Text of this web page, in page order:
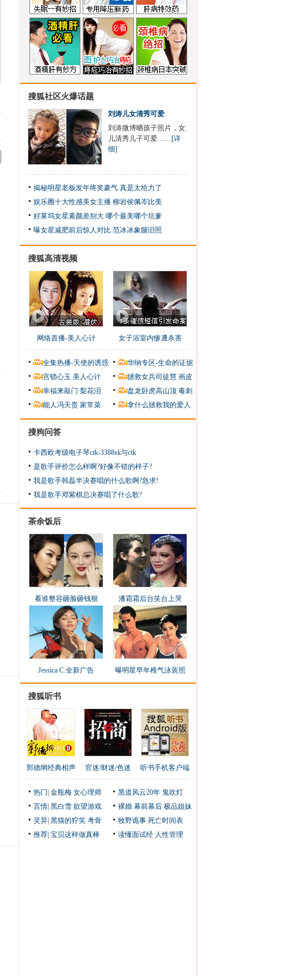
搜狐社区火爆话题
刘涛儿女清秀可爱
刘涛微博晒孩子照片，女
儿清秀儿子可爱……[详
细]
揭秘明星老板发年终奖豪气 真是太给力了
娱乐圈十大性感美女主播 柳岩侯佩岑比美
好莱坞女星素颜差别大 哪个最美哪个坑爹
曝女星减肥前后惊人对比 范冰冰象腿旧照
搜狐高清视频
网络首播-美人心计 女子浴室内惨遭杀害
全集热播-天使的诱惑
华纳专区-生命的证据
宫锁心玉 美人心计 拯救女兵司徒慧 画皮
幸福来敲门 梨花泪 盘龙卧虎高山顶 毒刺
能人冯天贵 家常菜 拿什么拯救我的爱人
搜狗问答
卡西欧考级电子琴ctk-3388sk与ctk
是歌手评价怎么样啊?好像不错的样子?
我是歌手韩磊半决赛唱的什么歌啊?急求!
我是歌手邓紫棋总决赛唱了什么歌?
茶余饭后
看谁整容砸脸砸钱狠 潘霜霜后台笑台上哭
Jessica C.全新广告 曝明星早年稚气泳装照
搜狐听书
郭德纲经典相声 官迷/财迷/色迷 听书手机客户端
热门 金瓶梅 女心理师 黑道风云20年 鬼吹灯
言情 黑白雪 欲望游戏 裸婚 幕前幕后 极品姐妹
灵异 黑猫的狞笑 考骨 牧野诡事 死亡时间表
推荐 宝贝这样做真棒 读懂面试经 人性管理